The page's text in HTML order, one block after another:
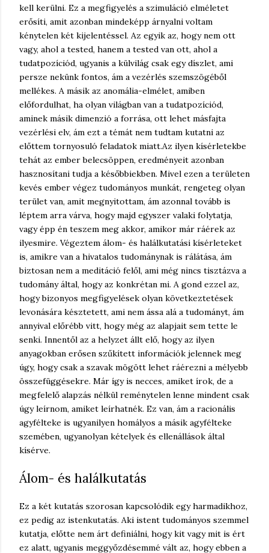
kell kerülni. Ez a megfigyelés a szimuláció elméletet
erősíti, amit azonban mindeképp árnyalni voltam
kénytelen két kijelentéssel. Az egyik az, hogy nem ott
vagy, ahol a tested, hanem a tested van ott, ahol a
tudatpozíciód, ugyanis a külvilág csak egy díszlet, ami
persze nekünk fontos, ám a vezérlés szemszögéből
mellékes. A másik az anomália-elmélet, amiben
előfordulhat, ha olyan világban van a tudatpozíciód,
aminek másik dimenzió a forrása, ott lehet másfajta
vezérlési elv, ám ezt a témát nem tudtam kutatni az
előttem tornyosuló feladatok miatt.Az ilyen kísérletekbe
tehát az ember belecsöppen, eredményeit azonban
hasznosítani tudja a későbbiekben. Mivel ezen a területen
kevés ember végez tudományos munkát, rengeteg olyan
terület van, amit megnyitottam, ám azonnal tovább is
léptem arra várva, hogy majd egyszer valaki folytatja,
vagy épp én teszem meg akkor, amikor már ráérek az
ilyesmire. Végeztem álom- és halálkutatási kísérleteket
is, amikre van a hivatalos tudománynak is rálátása, ám
biztosan nem a meditáció felől, ami még nincs tisztázva a
tudomány által, hogy az konkrétan mi. A gond ezzel az,
hogy bizonyos megfigyelések olyan következtetések
levonására késztetett, ami nem ássa alá a tudományt, ám
annyival előrébb vitt, hogy még az alapjait sem tette le
senki. Innentől az a helyzet állt elő, hogy az ilyen
anyagokban erősen szűkített információk jelennek meg
úgy, hogy csak a szavak mögött lehet ráérezni a mélyebb
összefüggésekre. Már így is necces, amiket írok, de a
megfelelő alapzás nélkül reménytelen lenne mindent csak
úgy leírnom, amiket leírhatnék. Ez van, ám a racionális
agyfélteke is ugyanilyen homályos a másik agyfélteke
szemében, ugyanolyan kételyek és ellenállások által
kísérve.
Álom- és halálkutatás
Ez a két kutatás szorosan kapcsolódik egy harmadikhoz,
ez pedig az istenkutatás. Aki istent tudományos szemmel
kutatja, előtte nem árt definiálni, hogy kit vagy mit is ért
ez alatt, ugyanis meggyőzdésemmé vált az, hogy ebben a